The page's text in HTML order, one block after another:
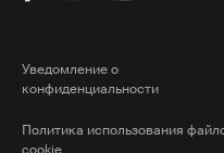
Уведомление о
конфиденциальности
Политика использования